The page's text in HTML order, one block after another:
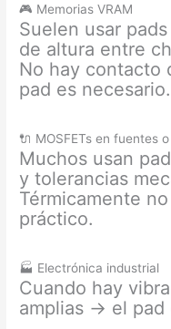
🎮 Memorias VRAM
Suelen usar
de altura entre
No hay
pad es necesario.
🔌 MOSFETs en fuentes
Muchos usan
y tolerancias
Térmicamente
práctico.
🏭 Electrónica industrial
Cuando hay
amplias → el pad